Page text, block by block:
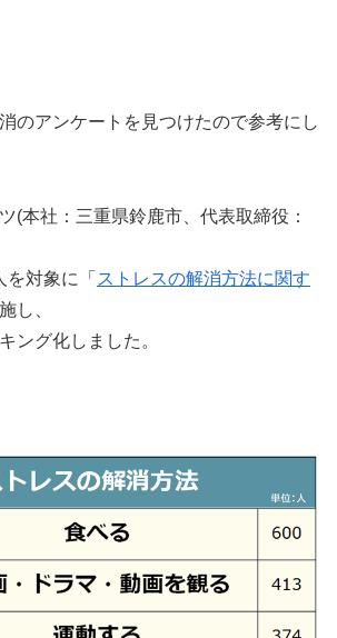
のアンケートを見つけたので参考にし
(本社：三重県鈴鹿市、代表取締役：
対象に「 ストレスの解消方法に関す
し、
ング化しました。